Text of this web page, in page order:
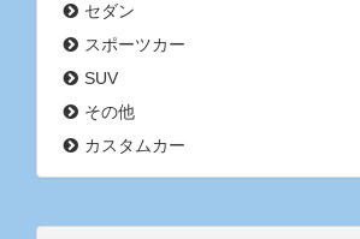
セダン
スポーツカー
SUV
その他
カスタムカー